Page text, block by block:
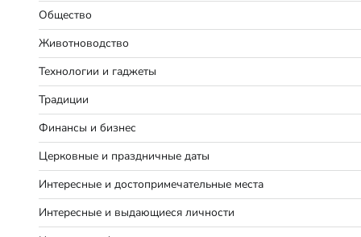
Общество
Животноводство
Технологии и гаджеты
Традиции
Финансы и бизнес
Церковные и праздничные даты
Интересные и достопримечательные места
Интересные и выдающиеся личности